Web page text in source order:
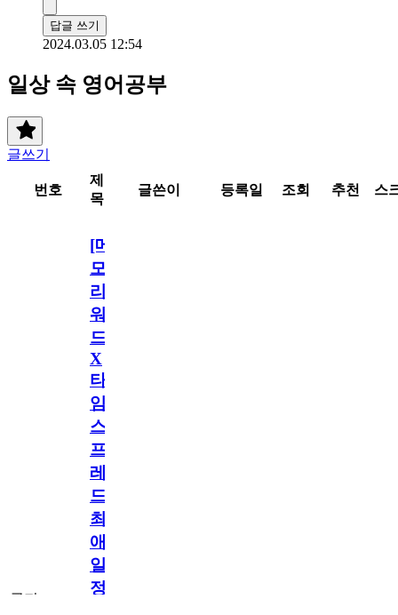
답글 쓰기
2024.03.05 12:54
일상 속 영어공부
글쓰기
번호
제
목
글쓴이 등록일 조회 추천 스
공지
[메
모
리
워
드
X
타
임
스
프
레
드]
최
애
일
정